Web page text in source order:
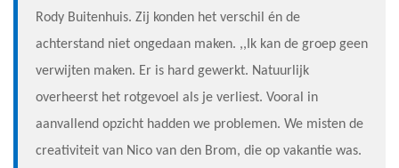
Rody Buitenhuis. Zij konden het verschil én de
achterstand niet ongedaan maken. ,,Ik kan de groep geen
verwijten maken. Er is hard gewerkt. Natuurlijk
overheerst het rotgevoel als je verliest. Vooral in
aanvallend opzicht hadden we problemen. We misten de
creativiteit van Nico van den Brom, die op vakantie was.